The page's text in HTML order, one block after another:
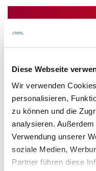
Diese Webseite
Wir verwenden
personalisieren,
zu können und die
analysieren.
Verwendung unserer
soziale Medien,
Partner führen diese
Newsletter informiert
über die wichtigsten
Themen und die
Ich habe die